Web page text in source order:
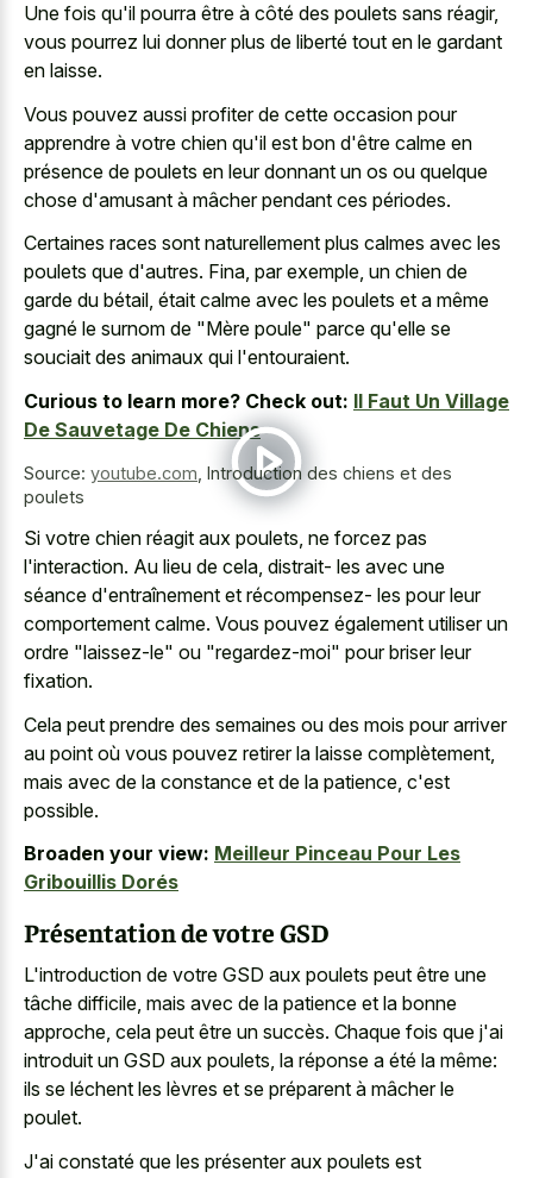
Une fois qu'il pourra être à côté des poulets sans réagir,
vous pourrez lui donner plus de liberté tout en le gardant
en laisse.
Vous pouvez aussi profiter de cette occasion pour
apprendre à votre chien qu'il est bon d'être calme en
présence de poulets en leur donnant un os ou quelque
chose d'amusant à mâcher pendant ces périodes.
Certaines races sont naturellement plus calmes avec les
poulets que d'autres. Fina, par exemple, un chien de
garde du bétail, était calme avec les poulets et a même
gagné le surnom de "Mère poule" parce qu'elle se
souciait des animaux qui l'entouraient.
Curious to learn more? Check out: Il Faut Un Village
De Sauvetage De Chiens
Source: youtube.com Introduction des chiens et des
poulets
Si votre chien réagit aux poulets, ne forcez pas
l'interaction. Au lieu de cela, distrait- les avec une
séance d'entraînement et récompensez- les pour leur
comportement calme. Vous pouvez également utiliser un
ordre "laissez-le" ou "regardez-moi" pour briser leur
fixation.
Cela peut prendre des semaines ou des mois pour arriver
au point où vous pouvez retirer la laisse complètement,
mais avec de la constance et de la patience, c'est
possible.
Broaden your view: Meilleur Pinceau Pour Les
Gribouillis Dorés
Présentation de votre GSD
L'introduction de votre GSD aux poulets peut être une
tâche difficile, mais avec de la patience et la bonne
approche, cela peut être un succès. Chaque fois que j'ai
introduit un GSD aux poulets, la réponse a été la même:
ils se léchent les lèvres et se préparent à mâcher le
poulet.
J'ai constaté que les présenter aux poulets est